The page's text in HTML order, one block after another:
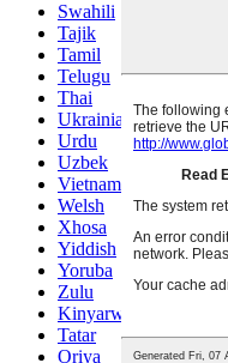
Swahili
Tajik
Tamil
Telugu
Thai
Ukrainian
Urdu
Uzbek
Vietnamese
Welsh
Xhosa
Yiddish
Yoruba
Zulu
Kinyarwanda
Tatar
Oriya